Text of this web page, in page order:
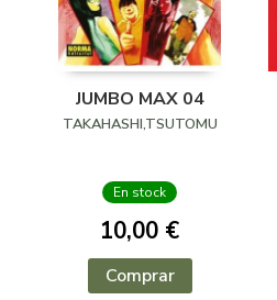
JUMBO MAX 04
TAKAHASHI,TSUTOMU
En stock
10,00 €
Comprar